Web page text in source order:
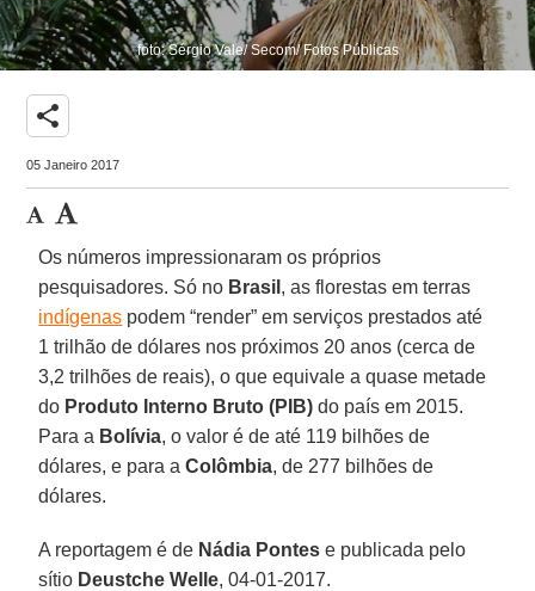
foto: Sérgio Vale/ Secom/ Fotos Públicas
share
05 Janeiro 2017
Os números impressionaram os próprios
pesquisadores. Só no Brasil , as florestas em terras
indígenas podem “render” em serviços prestados até
1 trilhão de dólares nos próximos 20 anos (cerca de
3,2 trilhões de reais), o que equivale a quase metade
do Produto Interno Bruto (PIB) do país em 2015.
Para a Bolívia, o valor é de até 119 bilhões de
dólares, e para aColômbia, de 277 bilhões de
dólares.
A reportagem é de Nádia Pontes e publicada pelo
sítio Deustche Welle, 04-01-2017.